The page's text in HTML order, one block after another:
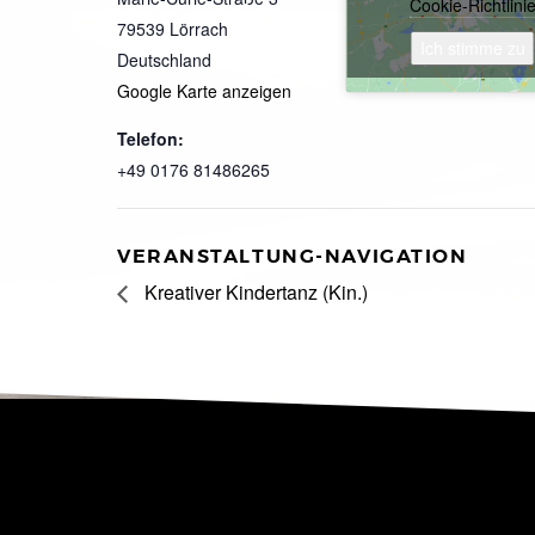
79539 Lörrach
Deutschland
Google Karte anzeigen
Telefon:
+49 0176 81486265
Cookie-Richtlinie
VERANSTALTUNG-NAVIGATION
Kreativer Kindertanz (Kin.)